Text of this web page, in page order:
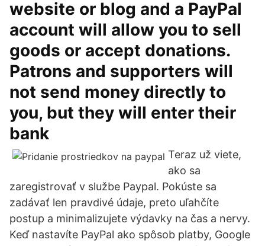
website or blog and a PayPal
account will allow you to sell
goods or accept donations.
Patrons and supporters will
not send money directly to
you, but they will enter their
bank
Teraz už viete,
ako sa
zaregistrovať v službe Paypal. Pokúste sa
zadávať len pravdivé údaje, preto uľahčíte
postup a minimalizujete výdavky na čas a nervy.
Keď nastavíte PayPal ako spôsob platby, Google